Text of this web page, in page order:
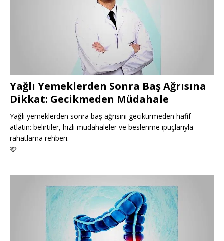
Yağlı Yemeklerden Sonra Baş Ağrısına
Dikkat: Gecikmeden Müdahale
Yağlı yemeklerden sonra baş ağrısını geciktirmeden hafif
atlatın: belirtiler, hızlı müdahaleler ve beslenme ipuçlarıyla
rahatlama rehberi.
🩷